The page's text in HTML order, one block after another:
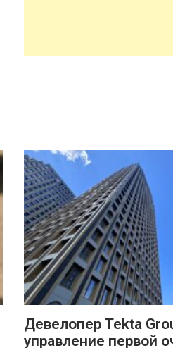
Девелопер Tekta
управление первой